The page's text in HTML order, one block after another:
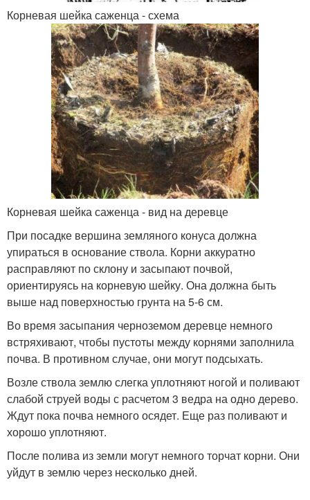
Корневая шейка саженца - схема
Корневая шейка саженца - вид на деревце
При посадке вершина земляного конуса должна
упираться в основание ствола. Корни аккуратно
расправляют по склону и засыпают почвой,
ориентируясь на корневую шейку. Она должна быть
выше над поверхностью грунта на 5-6 см.
Во время засыпания черноземом деревце немного
встряхивают, чтобы пустоты между корнями заполнила
почва. В противном случае, они могут подсыхать.
Возле ствола землю слегка уплотняют ногой и поливают
слабой струей воды с расчетом 3 ведра на одно дерево.
Ждут пока почва немного осядет. Еще раз поливают и
хорошо уплотняют.
После полива из земли могут немного торчат корни. Они
уйдут в землю через несколько дней.